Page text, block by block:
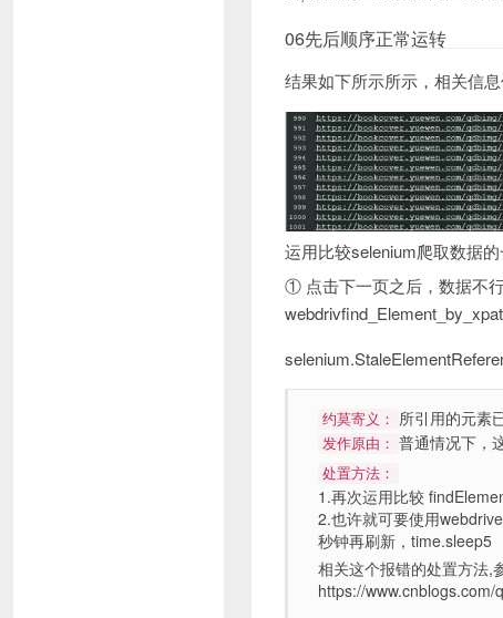
06先后顺序正常运转
结果如下所示所示，相关信
运用比较selenium爬取数据
① 点击下一页之后，数据不
约莫寄义： 所引用的元素
发作原由： 普通情况下，
处置方法：
1.再次运用比较
2.也许就可要使用
秒钟再刷新，time.sleep5
相关这个报错的处置方法,
https://